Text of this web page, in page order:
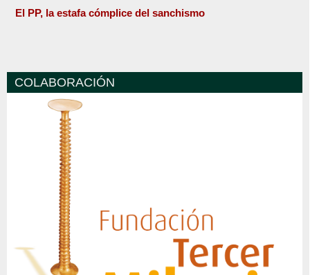
El PP, la estafa cómplice del sanchismo
COLABORACIÓN